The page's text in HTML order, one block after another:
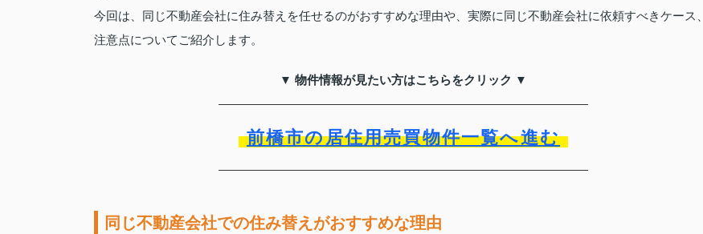
今回は、同じ不動産会社に住み替えを任せるのがおすすめな理由や、実際に同じ不動産会社に依頼すべきケース、
注意点についてご紹介します。
▼ 物件情報が見たい方はこちらをクリック ▼
前橋市の居住用売買物件一覧へ進む
同じ不動産会社での住み替えがおすすめな理由